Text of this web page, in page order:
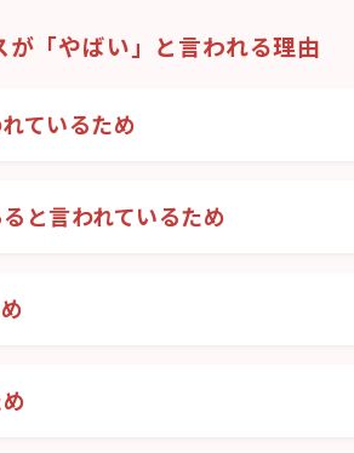
が「やばい」と言われる理由
ているため
と言われているため